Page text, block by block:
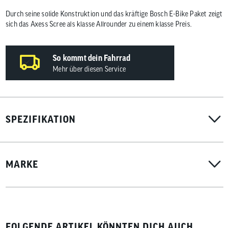
Durch seine solide Konstruktion und das kräftige Bosch E-Bike Paket zeigt
sich das Axess Scree als klasse Allrounder zu einem klasse Preis.
So kommt dein Fahrrad
Mehr über diesen Service
SPEZIFIKATION
MARKE